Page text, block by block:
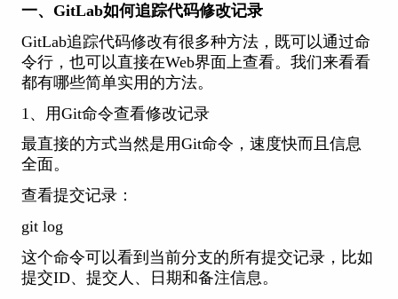
一、GitLab如何追踪代码修改记录
GitLab追踪代码修改有很多种方法，既可以通过命
令行，也可以直接在Web界面上查看。我们来看看
都有哪些简单实用的方法。
1、用Git命令查看修改记录
最直接的方式当然是用Git命令，速度快而且信息
全面。
查看提交记录：
git log
这个命令可以看到当前分支的所有提交记录，比如
提交ID、提交人、日期和备注信息。